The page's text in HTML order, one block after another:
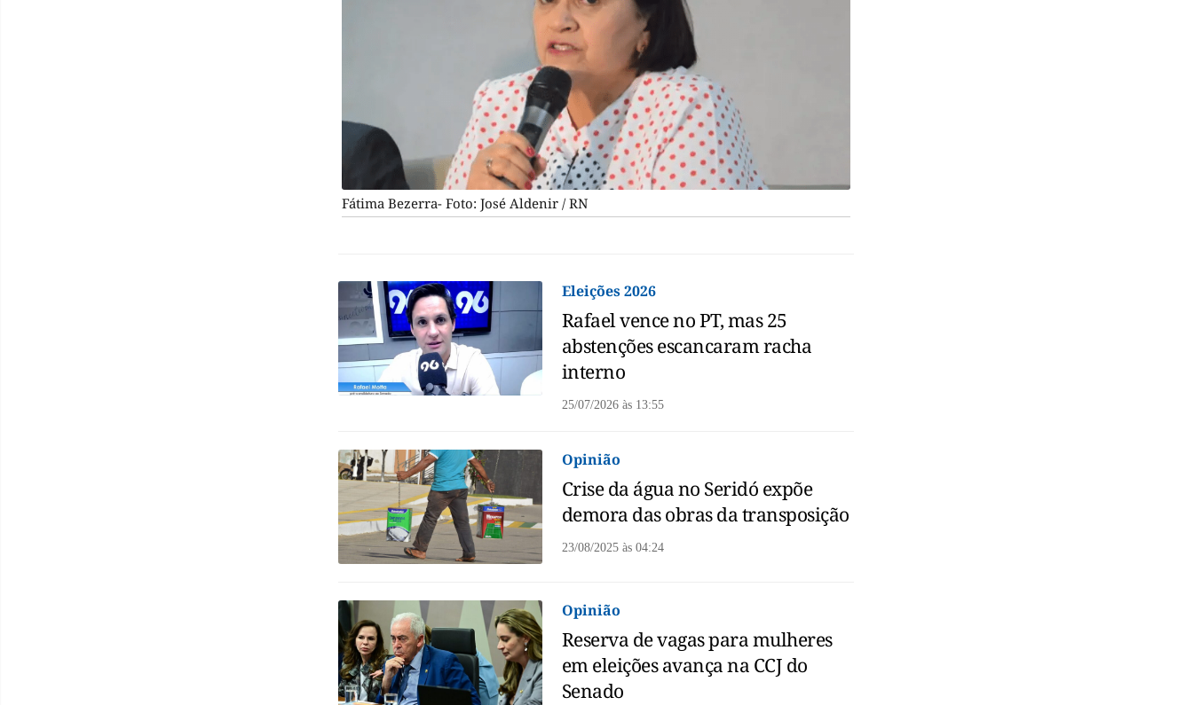
Fátima Bezerra- Foto: José Aldenir / RN
Eleições 2026
Rafael vence no PT, mas 25
abstenções escancaram racha
interno
25/07/2026 às13:55
Opinião
Crise da água no Seridó expõe
demora das obras da transposição
23/08/2025 às04:24
Opinião
Reserva de vagas para mulheres
em eleições avança na CCJ do
Senado